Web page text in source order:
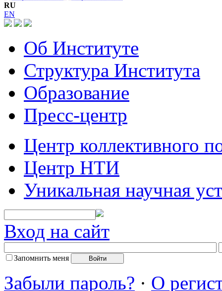
RU
EN
Об Институте
Структура Института
Образование
Пресс-центр
Центр коллективного
Центр НТИ
Уникальная научная
Вход на сайт
Запомнить меня
Забыли пароль? · О